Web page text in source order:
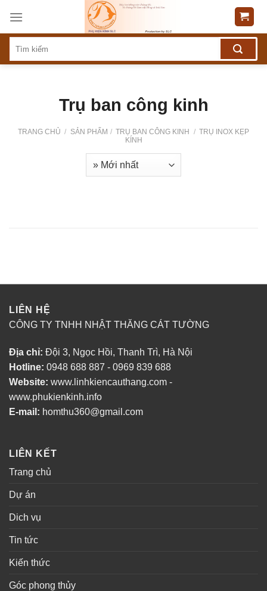
content
Trụ ban công kinh
TRANG CHỦ / SẢN PHẨM / TRỤ BAN CÔNG KINH / TRỤ INOX KẸP
KÍNH
LIÊN HỆ
CÔNG TY TNHH NHẬT THĂNG CÁT TƯỜNG
Địa chỉ: Đội 3, Ngọc Hồi, Thanh Trì, Hà Nội
Hotline: 0948 688 887 - 0969 839 688
Website: www.linhkiencauthang.com -
www.phukienkinh.info
E-mail: homthu360@gmail.com
LIÊN KẾT
Trang chủ
Dự án
Dich vụ
Tin tức
Kiến thức
Góc phong thủy